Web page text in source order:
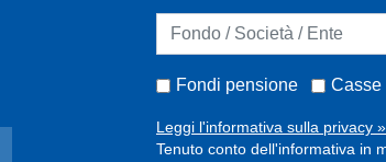
Fondi pensione Casse
Leggi l'informativa sulla privacy »
Tenuto conto dell'informativa in